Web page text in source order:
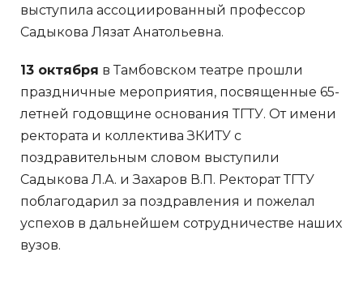
выступила ассоциированный профессор
Садыкова Лязат Анатольевна.
13 октября в Тамбовском театре прошли
праздничные мероприятия, посвященные 65-
летней годовщине основания ТГТУ. От имени
ректората и коллектива ЗКИТУ с
поздравительным словом выступили
Садыкова Л.А. и Захаров В.П. Ректорат ТГТУ
поблагодарил за поздравления и пожелал
успехов в дальнейшем сотрудничестве наших
вузов.